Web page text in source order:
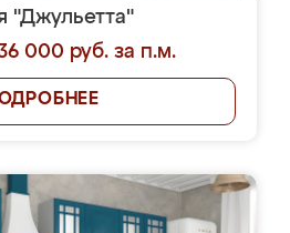
"Джульетта"
000 руб. за п.м.